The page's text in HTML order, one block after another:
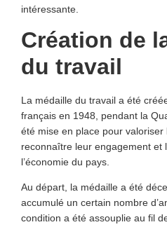
intéressante.
Création de
du travail
La médaille du travail a été
français en 1948, pendant la
été mise en place pour valoriser
reconnaître leur engagement et
l’économie du pays.
Au départ, la médaille a été
accumulé un certain nombre
condition a été assouplie au fil